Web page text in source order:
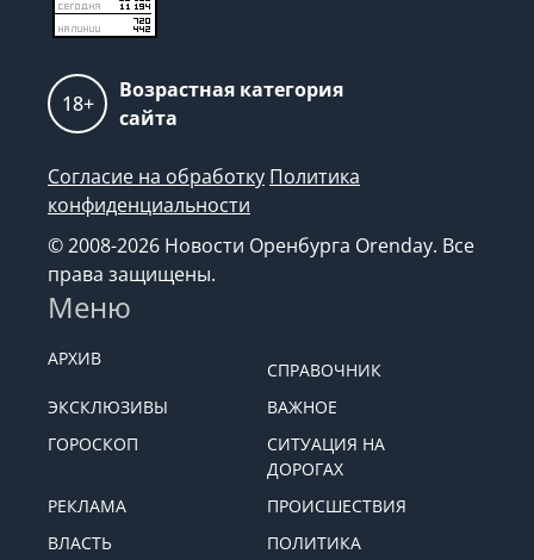
18+
Возрастная категория
сайта
Согласие на обработку Политика
конфиденциальности
© 2008-2026 Новости Оренбурга Orenday. Все
права защищены.
Меню
АРХИВ
СПРАВОЧНИК
ЭКСКЛЮЗИВЫ
ВАЖНОЕ
ГОРОСКОП
СИТУАЦИЯ НА
ДОРОГАХ
РЕКЛАМА
ПРОИСШЕСТВИЯ
ВЛАСТЬ
ПОЛИТИКА